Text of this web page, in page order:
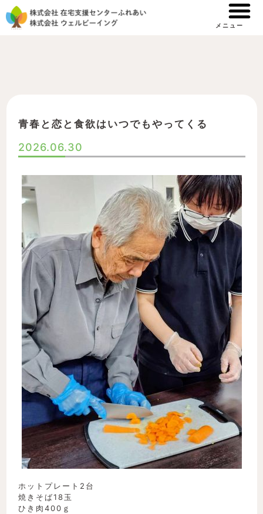
容
メニュー
青春と恋と食欲はいつでもやってくる
2026.06.30
ホットプレート2台
焼きそば18玉
ひき肉400ｇ